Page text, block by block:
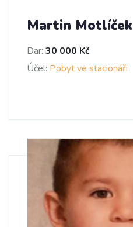
Martin Motlíček
Dar: 30 000 Kč
Účel: Pobyt ve stacionáři